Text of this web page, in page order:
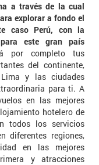
a través de la cual
explorar a fondo el
caso Perú, con la
para este gran país
por completo tus
del continente,
y las ciudades
para ti. A
en las mejores
hotelero de
todos los servicios
diferentes regiones,
en las mejores
y atracciones